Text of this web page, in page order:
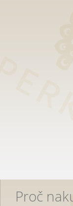
Proč